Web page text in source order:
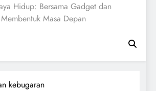
Hidup: Bersama Gadget dan
Masa Depan
kebugaran